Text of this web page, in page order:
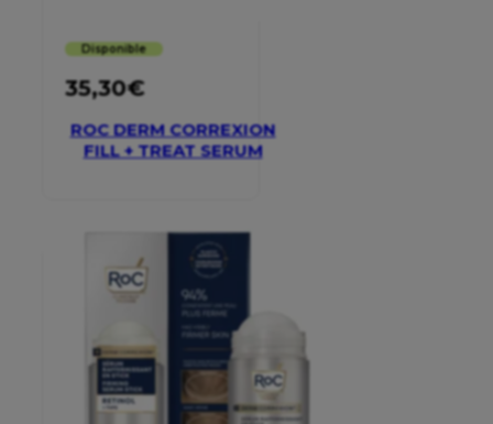
Disponible
35,30€
ROC DERM CORREXION
FILL + TREAT SERUM